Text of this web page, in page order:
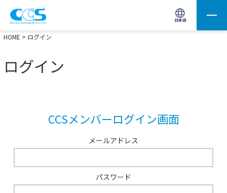
日本語
画像処理用の製品検索 サイト内検索(Enterで実行)
HOME > ログイン
ログイン
CCSメンバーログイン画面
メールアドレス
パスワード